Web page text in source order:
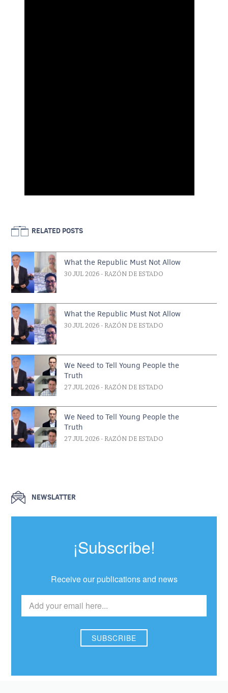
RELATED POSTS
What the Republic Must Not Allow
30 JUL 2026 - RAZÓN DE ESTADO
What the Republic Must Not Allow
30 JUL 2026 - RAZÓN DE ESTADO
We Need to Tell Young People the
Truth
27 JUL 2026 - RAZÓN DE ESTADO
We Need to Tell Young People the
Truth
27 JUL 2026 - RAZÓN DE ESTADO
NEWSLATTER
¡Subscribe!
Receive our publications and news